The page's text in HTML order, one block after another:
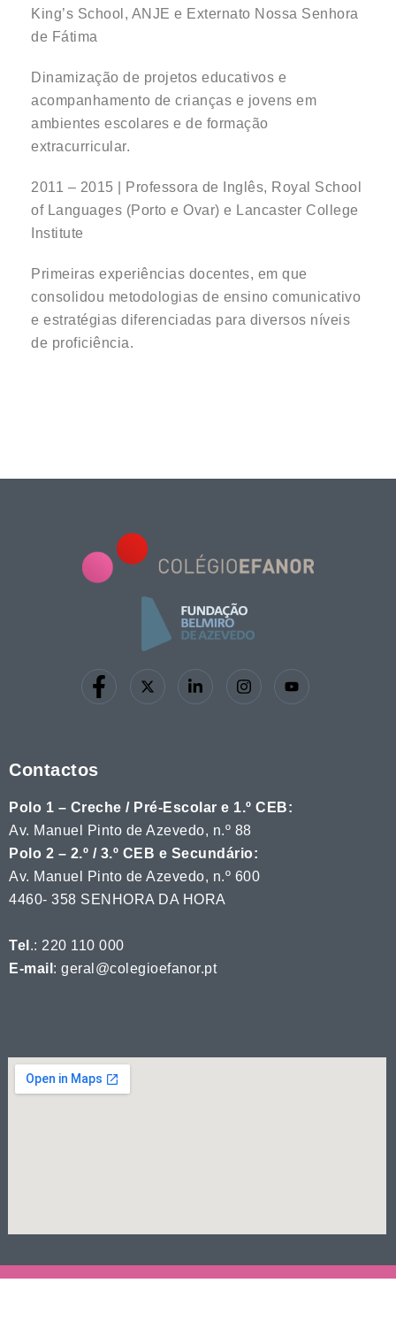
King’s School, ANJE e Externato Nossa Senhora
de Fátima
Dinamização de projetos educativos e
acompanhamento de crianças e jovens em
ambientes escolares e de formação
extracurricular.
2011 – 2015 | Professora de Inglês, Royal School
of Languages (Porto e Ovar) e Lancaster College
Institute
Primeiras experiências docentes, em que
consolidou metodologias de ensino comunicativo
e estratégias diferenciadas para diversos níveis
de proficiência.
Contactos
Polo 1 – Creche / Pré-Escolar e 1.º CEB:
Av. Manuel Pinto de Azevedo, n.º 88
Polo 2 – 2.º / 3.º CEB e Secundário:
Av. Manuel Pinto de Azevedo, n.º 600
4460- 358 SENHORA DA HORA
Tel .: 220 110 000
E-mail : geral@colegioefanor.pt